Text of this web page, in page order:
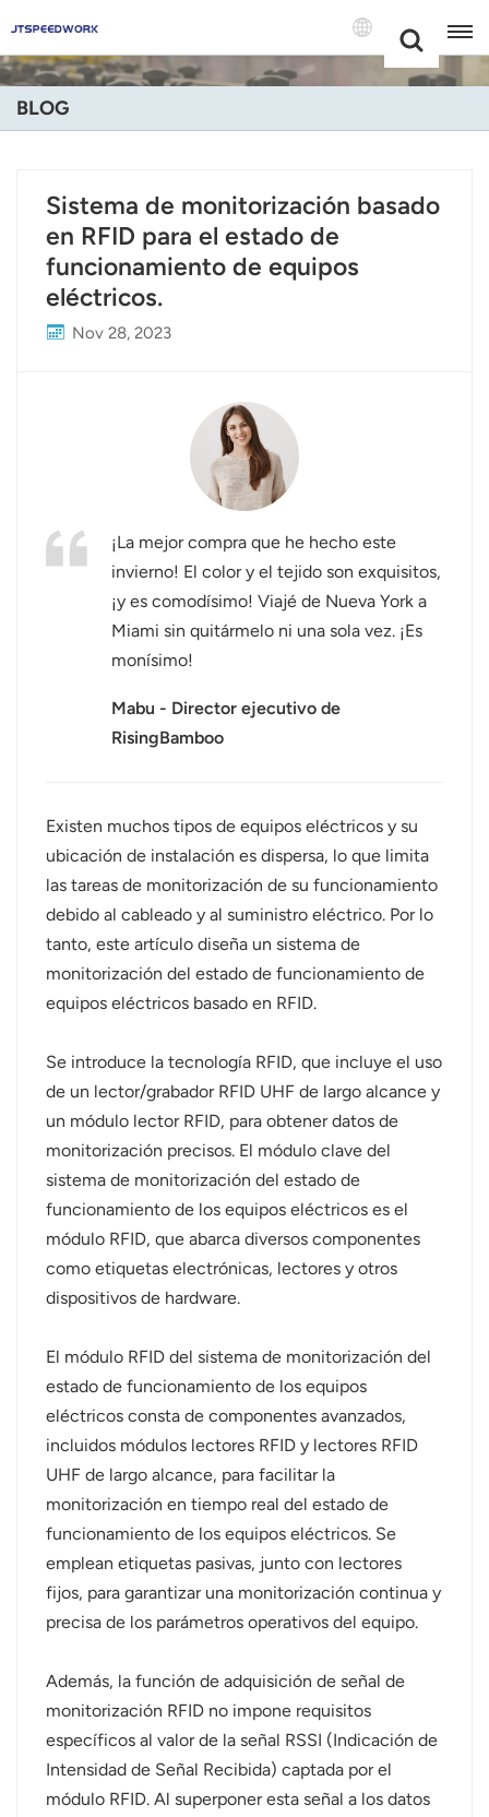
+86 -18681515767
English
Deutsch
Русский
Português
Nederland
日语
한국어
Ελληνικά
Polski
แบบไทย
Tiếng Việt
Indonesia
magyar
BLOG
Sistema de monitorización basado
en RFID para el estado de
funcionamiento de equipos
eléctricos.
Nov 28, 2023
¡La mejor compra que he hecho este
invierno! El color y el tejido son exquisitos,
¡y es comodísimo! Viajé de Nueva York a
Miami sin quitármelo ni una sola vez. ¡Es
monísimo!
Mabu - Director ejecutivo de
RisingBamboo
Existen muchos tipos de equipos eléctricos y su
ubicación de instalación es dispersa, lo que limita
las tareas de monitorización de su funcionamiento
debido al cableado y al suministro eléctrico. Por lo
tanto, este artículo diseña un sistema de
monitorización del estado de funcionamiento de
equipos eléctricos basado en RFID.
Se introduce la tecnología RFID, que incluye el uso
de un lector/grabador RFID UHF de largo alcance y
un módulo lector RFID, para obtener datos de
monitorización precisos. El módulo clave del
sistema de monitorización del estado de
funcionamiento de los equipos eléctricos es el
módulo RFID, que abarca diversos componentes
como etiquetas electrónicas, lectores y otros
dispositivos de hardware.
El módulo RFID del sistema de monitorización del
estado de funcionamiento de los equipos
eléctricos consta de componentes avanzados,
incluidos módulos lectores RFID y lectores RFID
UHF de largo alcance, para facilitar la
monitorización en tiempo real del estado de
funcionamiento de los equipos eléctricos. Se
emplean etiquetas pasivas, junto con lectores
fijos, para garantizar una monitorización continua y
precisa de los parámetros operativos del equipo.
Además, la función de adquisición de señal de
monitorización RFID no impone requisitos
específicos al valor de la señal RSSI (Indicación de
Intensidad de Señal Recibida) captada por el
módulo RFID. Al superponer esta señal a los datos